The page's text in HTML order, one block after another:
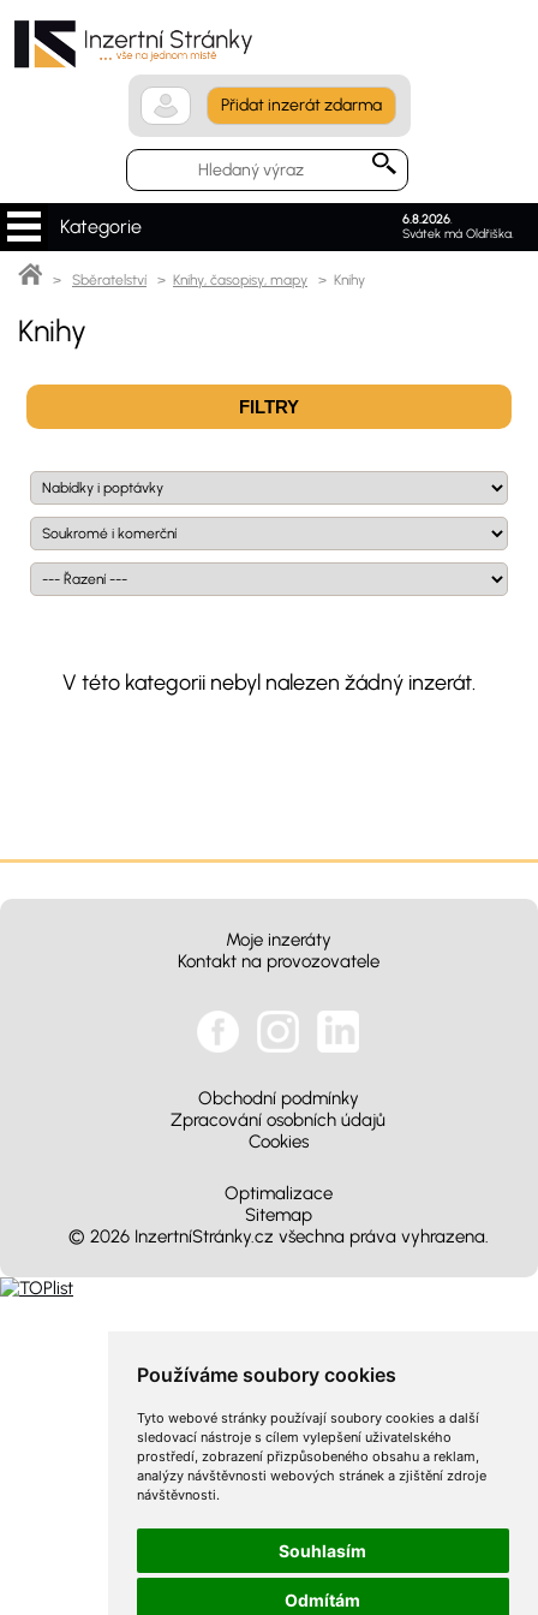
Používáme soubory cookies
Tyto webové stránky používají soubory cookies a další
sledovací nástroje s cílem vylepšení uživatelského
prostředí, zobrazení přizpůsobeného obsahu a reklam,
analýzy návštěvnosti webových stránek a zjištění zdroje
návštěvnosti.
Souhlasím
Odmítám
Přidat inzerát zdarma
6.8.2026.
Svátek má Oldřiška.
Kategorie
> Sběratelství > Knihy, časopisy, mapy > Knihy
Knihy
FILTRY
V této kategorii nebyl nalezen žádný inzerát.
Moje inzeráty
Kontakt na provozovatele
Obchodní podmínky
Zpracování osobních údajů
Cookies
Optimalizace
Sitemap
© 2026 InzertníStránky.cz všechna práva vyhrazena.